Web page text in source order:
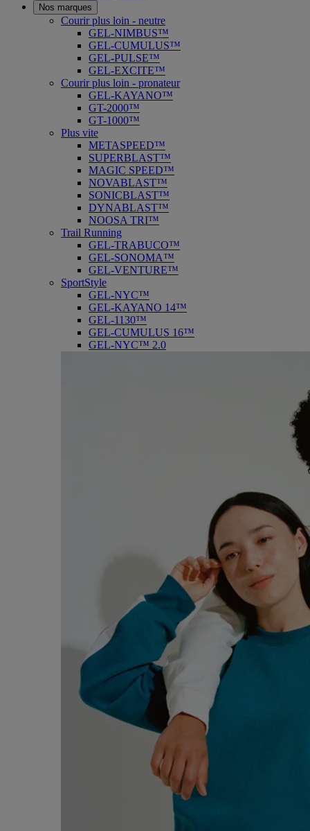
Nos marques
Courir plus loin - neutre
GEL-NIMBUS™
GEL-CUMULUS™
GEL-PULSE™
GEL-EXCITE™
Courir plus loin - pronateur
GEL-KAYANO™
GT-2000™
GT-1000™
Plus vite
METASPEED™
SUPERBLAST™
MAGIC SPEED™
NOVABLAST™
SONICBLAST™
DYNABLAST™
NOOSA TRI™
Trail Running
GEL-TRABUCO™
GEL-SONOMA™
GEL-VENTURE™
SportStyle
GEL-NYC™
GEL-KAYANO 14™
GEL-1130™
GEL-CUMULUS 16™
GEL-NYC™ 2.0